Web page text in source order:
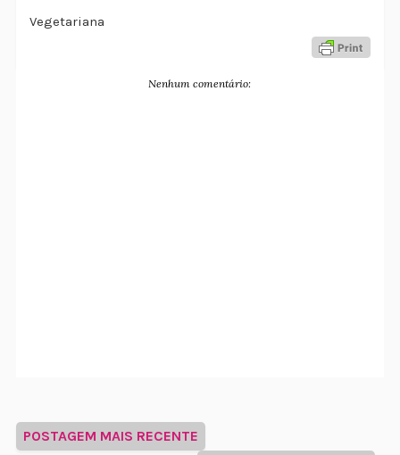
Vegetariana
Nenhum comentário:
POSTAGEM MAIS RECENTE